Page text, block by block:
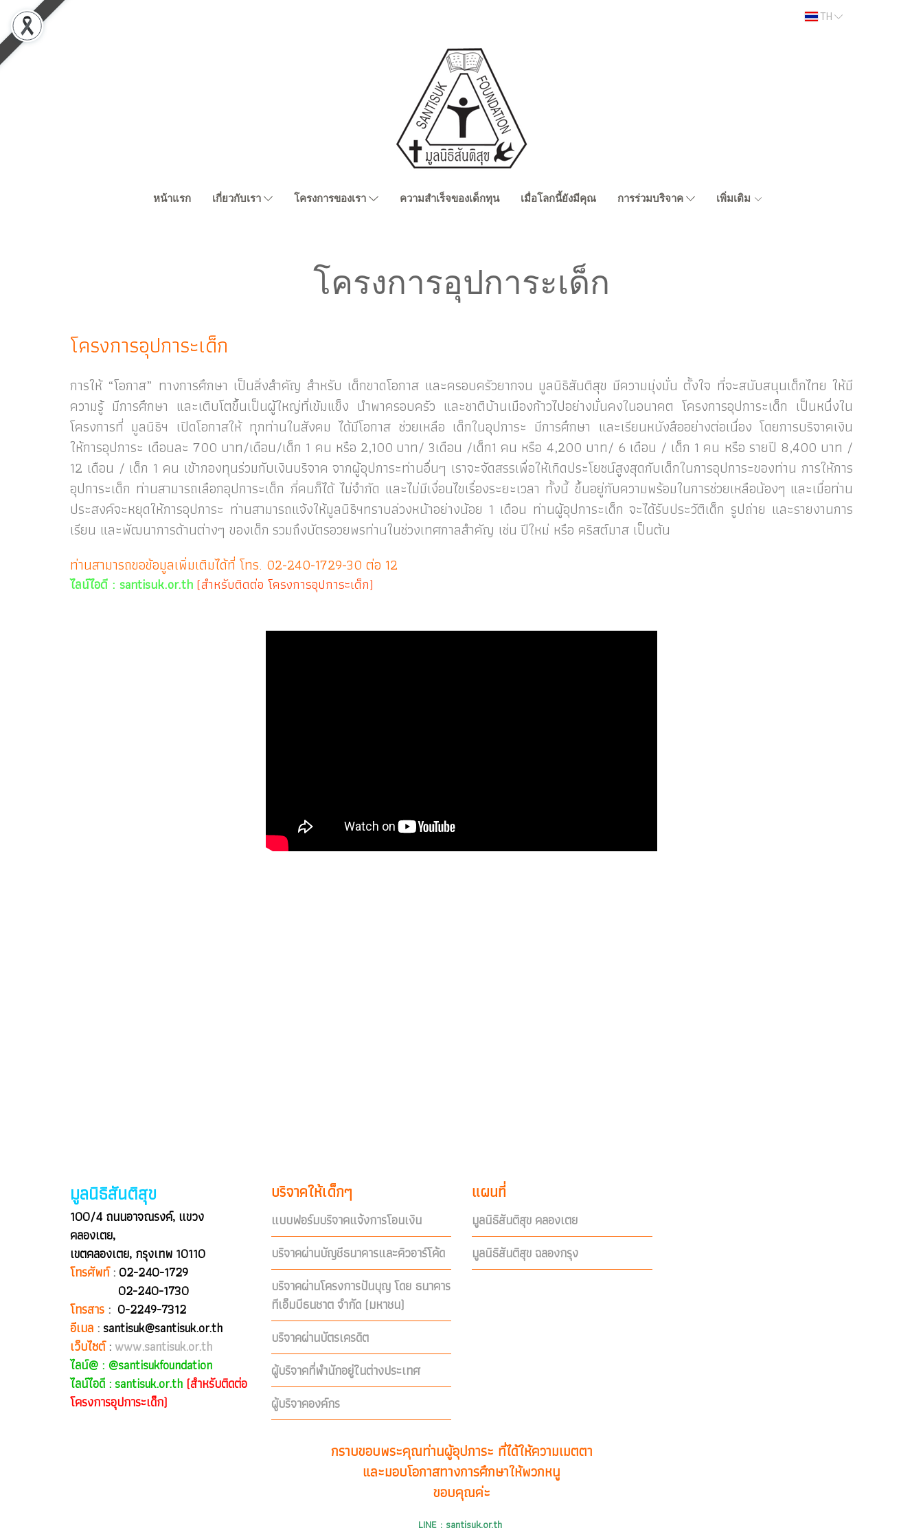
TH
หน้าแรก เกี่ยวกับเรา โครงการของเรา ความสำเร็จของเด็กทุน เมื่อโลกนี้ยังมีคุณ การร่วมบริจาค เพิ่มเติม
โครงการอุปการะเด็ก
โครงการอุปการะเด็ก
การให้ “โอกาส” ทางการศึกษา เป็นสิ่งสำคัญ สำหรับ เด็กขาดโอกาส และครอบครัวยากจน มูลนิธิสันติสุข มีความมุ่งมั่น ตั้งใจ ที่จะสนับสนุนเด็กไทย ให้มี
ความรู้ มีการศึกษา และเติบโตขึ้นเป็นผู้ใหญ่ที่เข้มแข็ง นำพาครอบครัว และชาติบ้านเมืองก้าวไปอย่างมั่นคงในอนาคต โครงการอุปการะเด็ก เป็นหนึ่งใน
โครงการที่ มูลนิธิฯ เปิดโอกาสให้ ทุกท่านในสังคม ได้มีโอกาส ช่วยเหลือ เด็กในอุปการะ มีการศึกษา และเรียนหนังสืออย่างต่อเนื่อง โดยการบริจาคเงิน
ให้การอุปการะ เดือนละ 700 บาท/เดือน/เด็ก 1 คน หรือ 2,100 บาท/ 3เดือน /เด็ก1 คน หรือ 4,200 บาท/ 6 เดือน / เด็ก 1 คน หรือ รายปี 8,400 บาท /
12 เดือน / เด็ก 1 คน เข้ากองทุนร่วมกับเงินบริจาค จากผู้อุปการะท่านอื่นๆ เราจะจัดสรรเพื่อให้เกิดประโยชน์สูงสุดกับเด็กในการอุปการะของท่าน การให้การ
อุปการะเด็ก ท่านสามารถเลือกอุปการะเด็ก กี่คนก็ได้ ไม่จำกัด และไม่มีเงื่อนไขเรื่องระยะเวลา ทั้งนี้ ขึ้นอยู่กับความพร้อมในการช่วยเหลือน้องๆ และเมื่อท่าน
ประสงค์จะหยุดให้การอุปการะ ท่านสามารถแจ้งให้มูลนิธิฯทราบล่วงหน้าอย่างน้อย 1 เดือน ท่านผู้อุปการะเด็ก จะได้รับประวัติเด็ก รูปถ่าย และรายงานการ
เรียน และพัฒนาการด้านต่างๆ ของเด็ก รวมถึงบัตรอวยพรท่านในช่วงเทศกาลสำคัญ เช่น ปีใหม่ หรือ คริสต์มาส เป็นต้น
ท่านสามารถขอข้อมูลเพิ่มเติมได้ที่ โทร. 02-240-1729-30 ต่อ 12
ไลน์ไอดี : santisuk.or.th(สำหรับติดต่อ โครงการอุปการะเด็ก)
มูลนิธิสันติสุข
100/4 ถนนอาจณรงค์, แขวง
คลองเตย,
เขตคลองเตย, กรุงเทพ 10110
โทรศัพท์:02-240-1729
02-240-1730
โทรสาร : 0-2249-7312
อีเมล : santisuk@santisuk.or.th
เว็บไซต์: www.santisuk.or.th
ไลน์@ : @santisukfoundation
ไลน์ไอดี : santisuk.or.th (สำหรับติดต่อ
โครงการอุปการะเด็ก)
บริจาคให้เด็กๆ
แบบฟอร์มบริจาคแจ้งการโอนเงิน
บริจาคผ่านบัญชีธนาคารและคิวอาร์โค้ด
บริจาคผ่านโครงการปันบุญ โดย ธนาคาร
ทีเอ็มบีธนชาต จำกัด (มหาชน)
บริจาคผ่านบัตรเครดิต
ผู้บริจาคที่พำนักอยู่ในต่างประเทศ
ผู้บริจาคองค์กร
แผนที่
มูลนิธิสันติสุข คลองเตย
มูลนิธิสันติสุข ฉลองกรุง
กราบขอบพระคุณท่านผู้อุปการะ ที่ได้ให้ความเมตตา
และมอบโอกาสทางการศึกษาให้พวกหนู
ขอบคุณค่ะ
LINE : santisuk.or.th